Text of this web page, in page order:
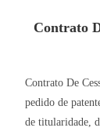
Contrato
Contrato De
pedido de
de titularidade,